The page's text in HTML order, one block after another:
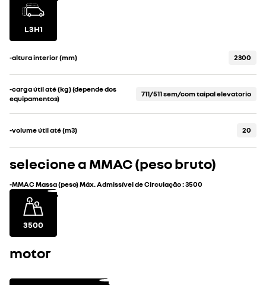
L3H1
-altura interior (mm) 2300
-carga útil até (kg) (depende dos
equipamentos)
711/511 sem/com taipal elevatorio
-volume útil até (m3) 20
selecione a MMAC (peso bruto)
-MMAC Massa (peso) Máx. Admissível de Circulação:3500
3500
motor